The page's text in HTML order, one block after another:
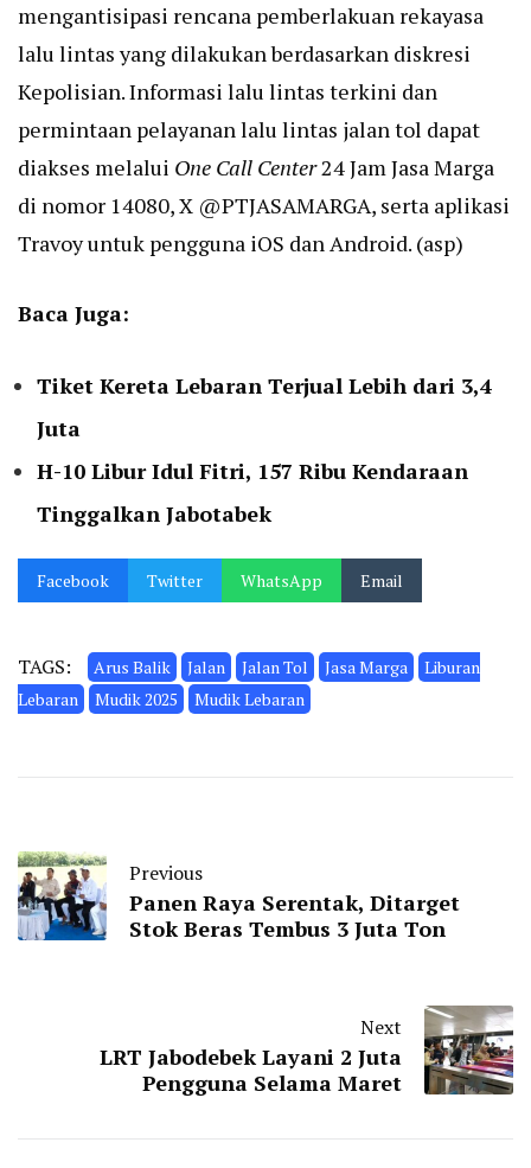
mengantisipasi rencana pemberlakuan rekayasa
lalu lintas yang dilakukan berdasarkan diskresi
Kepolisian. Informasi lalu lintas terkini dan
permintaan pelayanan lalu lintas jalan tol dapat
diakses melalui One Call Center24 Jam Jasa Marga
di nomor 14080, X @PTJASAMARGA, serta aplikasi
Travoy untuk pengguna iOS dan Android. (asp)
Baca Juga:
Tiket Kereta Lebaran Terjual Lebih dari 3,4
Juta
H-10 Libur Idul Fitri, 157 Ribu Kendaraan
Tinggalkan Jabotabek
Facebook Twitter WhatsApp Email
TAGS: Arus Balik Jalan Jalan Tol Jasa Marga
Liburan
Lebaran
Mudik 2025 Mudik Lebaran
Previous
Panen Raya Serentak, Ditarget
Stok Beras Tembus 3 Juta Ton
Next
LRT Jabodebek Layani 2 Juta
Pengguna Selama Maret